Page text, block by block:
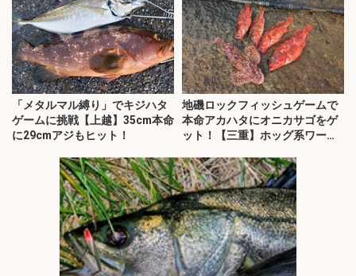
「メタルマル縛り」でキジハタ
ゲームに挑戦【上越】35cm本命
に29cmアジもヒット！
地磯ロックフィッシュゲームで
本命アカハタにオニカサゴをゲ
ット！【三重】ホッグ系ワーム